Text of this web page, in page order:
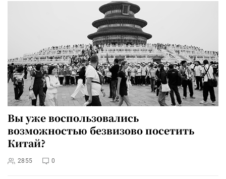
Вы уже воспользовались
возможностью безвизово посетить
Китай?
2855 0